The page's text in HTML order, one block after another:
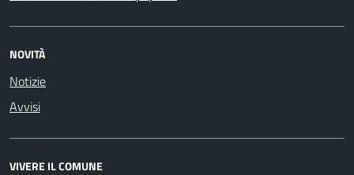
NOVITÀ
Notizie
Avvisi
VIVERE IL COMUNE